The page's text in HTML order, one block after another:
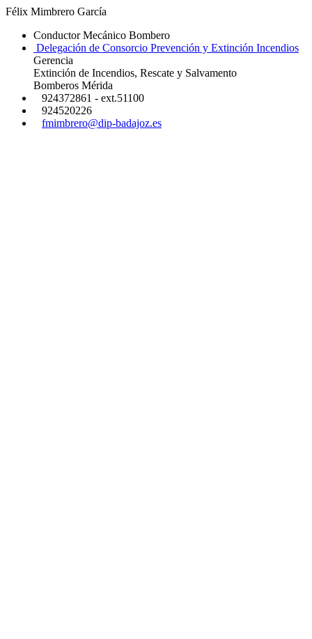
Félix Mimbrero García
Conductor Mecánico Bombero
Delegación de Consorcio Prevención y Extinción Incendios
Gerencia
Extinción de Incendios, Rescate y Salvamento
Bomberos Mérida
924372861 - ext.51100
924520226
fmimbrero@dip-badajoz.es